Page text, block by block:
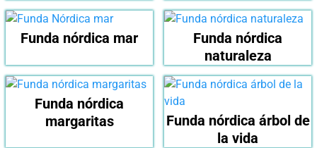
Funda nórdica mar
Funda nórdica
naturaleza
Funda nórdica
margaritas
Funda nórdica árbol de
la vida